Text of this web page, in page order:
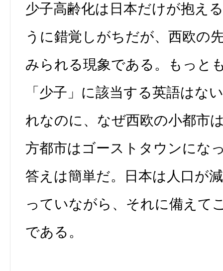
少子高齢化は日本だけが抱え
うに錯覚しがちだが、西欧の
みられる現象である。もっと
「少子」に該当する英語はな
れなのに、なぜ西欧の小都市
方都市はゴーストタウンにな
答えは簡単だ。日本は人口が
っていながら、それに備えて
である。